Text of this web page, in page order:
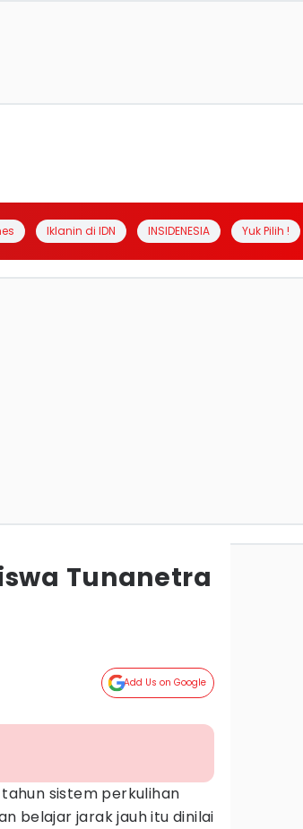
Iklanin di IDN INSIDENESIA Yuk Pilih !
Tunanetra
Add Us on Google
sistem perkulihan
belajar jarak jauh itu dinilai